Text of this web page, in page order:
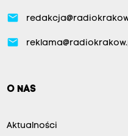
email
email
O NAS
Aktualności